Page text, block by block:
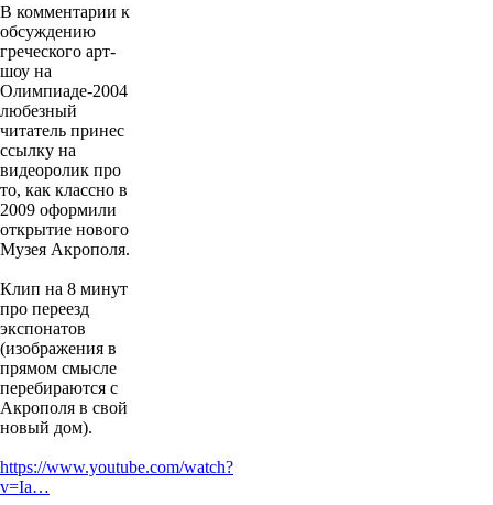
В комментарии к
обсуждению
греческого арт-
шоу на
Олимпиаде-2004
любезный
читатель принес
ссылку на
видеоролик про
то, как классно в
2009 оформили
открытие нового
Музея Акрополя.
Клип на 8 минут
про переезд
экспонатов
(изображения в
прямом смысле
перебираются с
Акрополя в свой
новый дом).
https://www.youtube.com/watch?
v=Ia…